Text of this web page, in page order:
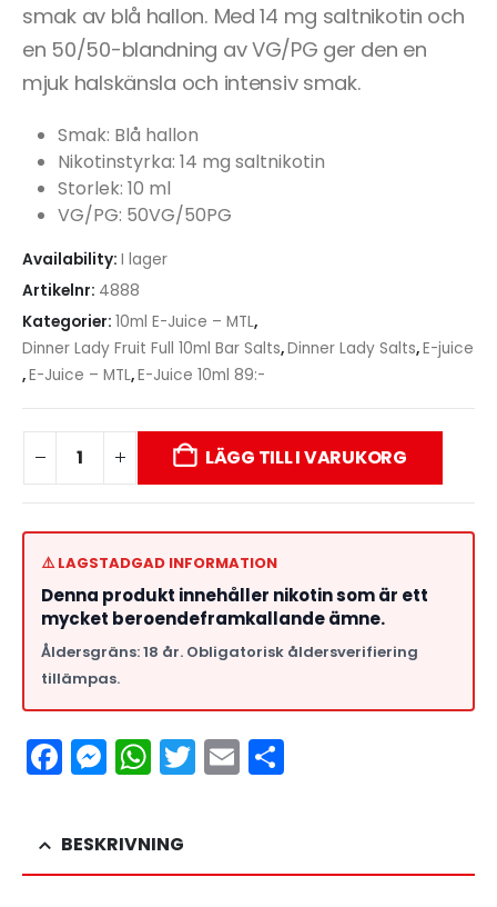
smak av blå hallon. Med 14 mg saltnikotin och
en 50/50-blandning av VG/PG ger den en
mjuk halskänsla och intensiv smak.
Smak: Blå hallon
Nikotinstyrka: 14 mg saltnikotin
Storlek: 10 ml
VG/PG: 50VG/50PG
Availability: I lager
Artikelnr: 4888
Kategorier: 10ml E-Juice – MTL,
Dinner Lady Fruit Full 10ml Bar Salts,Dinner Lady Salts,E-juice
,E-Juice – MTL,E-Juice 10ml 89:-
LÄGG TILL I VARUKORG
⚠️ LAGSTADGAD INFORMATION
Denna produkt innehåller nikotin som är ett
mycket beroendeframkallande ämne.
Åldersgräns: 18 år. Obligatorisk åldersverifiering
tillämpas.
Facebook
Messenger
WhatsApp
Twitter
Email
BESKRIVNING